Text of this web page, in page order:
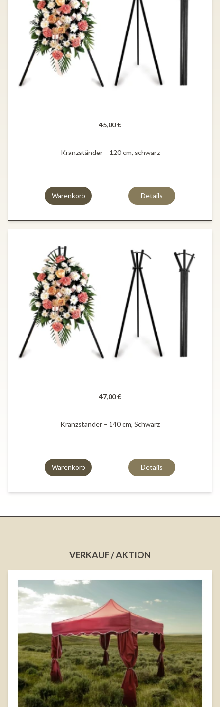
45,00 €
Kranzständer – 120 cm, schwarz
Warenkorb Details
47,00 €
Kranzständer – 140 cm, Schwarz
Warenkorb Details
VERKAUF / AKTION